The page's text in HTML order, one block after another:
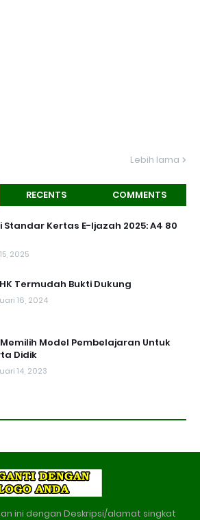
Lebih lama
RECENTS COMMENTS
Standar Kertas E-Ijazah 2025: A4 80
2025
Termudah Bukti Dukung
16, 2024
Model Pembelajaran Untuk
Didik
14, 2023
ini dengan Deskripsi/alamat singkat